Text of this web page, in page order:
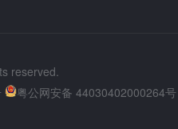
reserved.
粤公网安备 44030402000264号